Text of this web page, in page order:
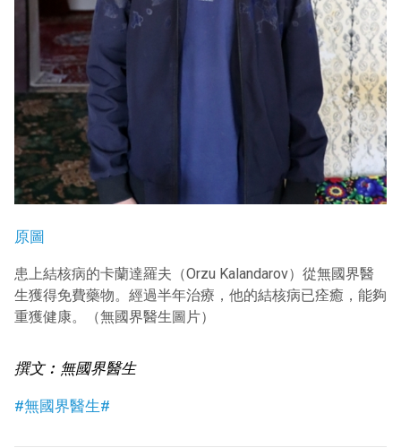
原圖
患上結核病的卡蘭達羅夫（Orzu Kalandarov）從無國界醫
生獲得免費藥物。經過半年治療，他的結核病已痊癒，能夠
重獲健康。（無國界醫生圖片）
撰文︰無國界醫生
#無國界醫生#